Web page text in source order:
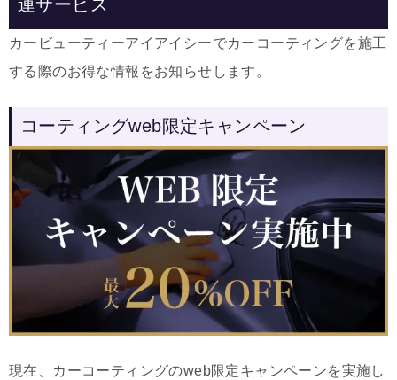
連サービス
カービューティーアイアイシーでカーコーティングを施工
する際のお得な情報をお知らせします。
コーティングweb限定キャンペーン
現在、カーコーティングのweb限定キャンペーンを実施し